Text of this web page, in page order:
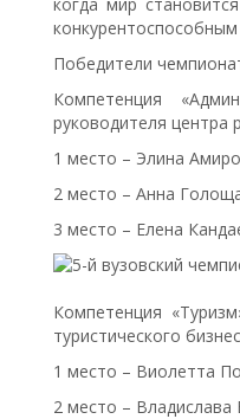
Победители
Компетенция
руководителя центра
1 место – Элина
2 место – Анна
3 место – Елена
Компетенция
туристического
1 место – Виолетта
2 место –